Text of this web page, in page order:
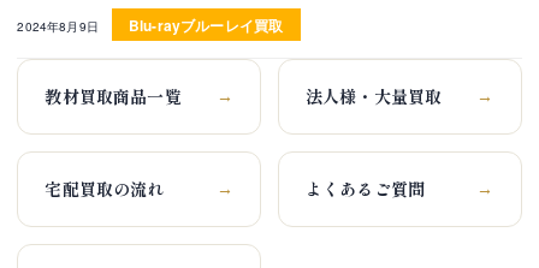
2024年8月9日 Blu-rayブルーレイ買取
教材買取商品一覧 → 法人様・大量買取 →
宅配買取の流れ → よくあるご質問 →